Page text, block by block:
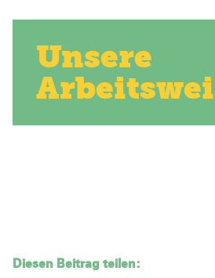
Unsere
Diesen Beitrag teilen: